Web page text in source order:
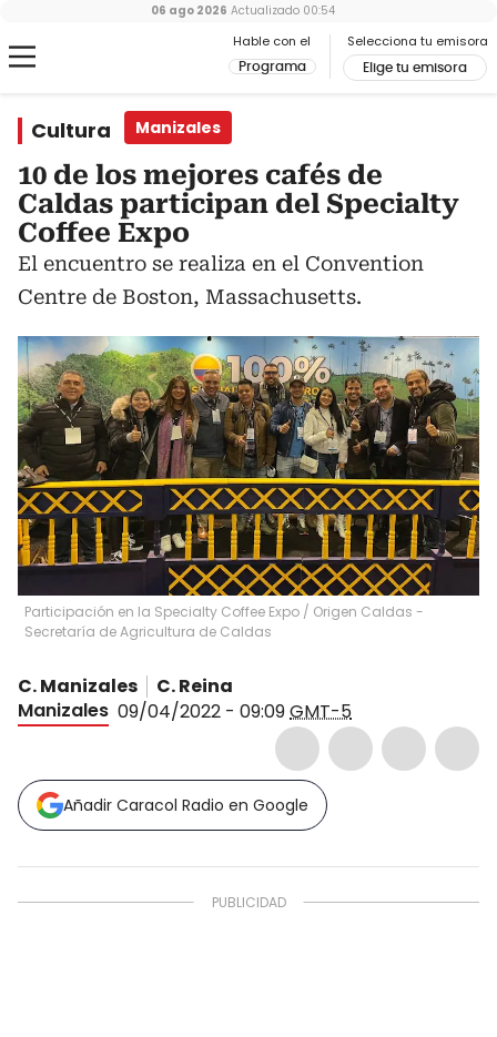
Hable con el
Programa
Selecciona tu emisora
Elige tu emisora
06 ago 2026 Actualizado 00:54
Cultura Manizales
10 de los mejores cafés de
Caldas participan del Specialty
Coffee Expo
El encuentro se realiza en el Convention
Centre de Boston, Massachusetts.
Participación en la Specialty Coffee Expo / Origen Caldas -
Secretaría de Agricultura de Caldas
C. Manizales
C. Reina
Manizales 09/04/2022 - 09:09GMT-5
Añadir Caracol Radio en Google